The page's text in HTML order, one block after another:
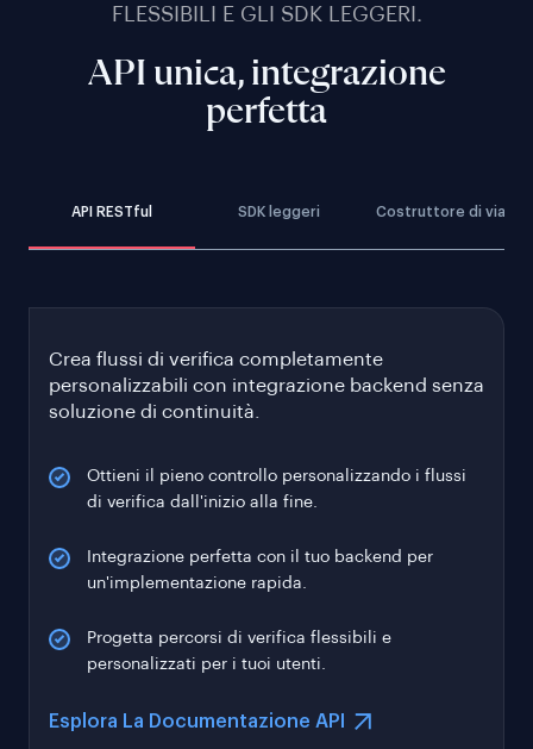
FLESSIBILI E GLI SDK LEGGERI.
API unica, integrazione
perfetta
API RESTful SDK leggeri Costruttore di viaggi
Crea flussi di verifica completamente
personalizzabili con integrazione backend senza
soluzione di continuità.
Ottieni il pieno controllo personalizzando i flussi
di verifica dall'inizio alla fine.
Integrazione perfetta con il tuo backend per
un'implementazione rapida.
Progetta percorsi di verifica flessibili e
personalizzati per i tuoi utenti.
Esplora La Documentazione API